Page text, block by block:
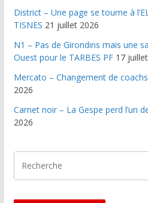
District – Une page se tourne à
TISNES 21 juillet 2026
N1 – Pas de Girondins mais une
Ouest pour le TARBES PF 17
Mercato – Changement de coachs
2026
Carnet noir – La Gespe perd l’un
2026